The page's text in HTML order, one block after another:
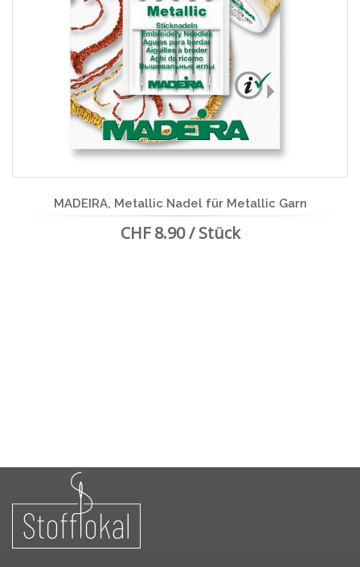
MADEIRA, Metallic Nadel für Metallic Garn
CHF 8.90 / Stück